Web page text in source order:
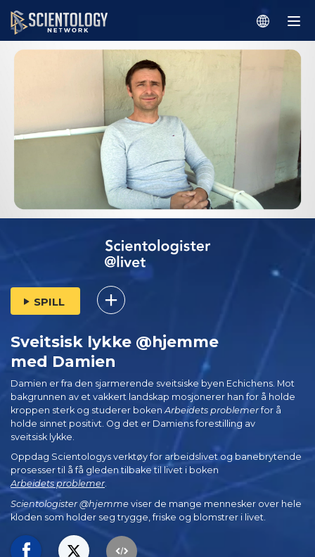
SPILL
Sveitsisk lykke @hjemme
med Damien
Damien er fra den sjarmerende sveitsiske byen Echichens. Mot
bakgrunnen av et vakkert landskap mosjonerer han for å holde
kroppen sterk og studerer boken Arbeidets problemerfor å
holde sinnet positivt. Og det er Damiens forestilling av
sveitsisk lykke.
Oppdag Scientologys verktøy for arbeidslivet og banebrytende
prosesser til å få gleden tilbake til livet i boken
Arbeidets problemer.
Scientologister @hjemme viser de mange mennesker over hele
kloden som holder seg trygge, friske og blomstrer i livet.